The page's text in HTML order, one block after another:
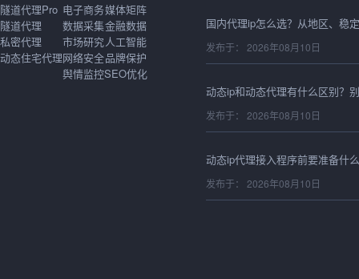
隧道代理Pro
隧道代理
私密代理
动态住宅代理
电子商务
数据采集
市场研究
网络安全
舆情监控
媒体矩阵
金融数据
人工智能
品牌保护
SEO优化
发布于： 2026年08月10日
发布于： 2026年08月10日
发布于： 2026年08月10日